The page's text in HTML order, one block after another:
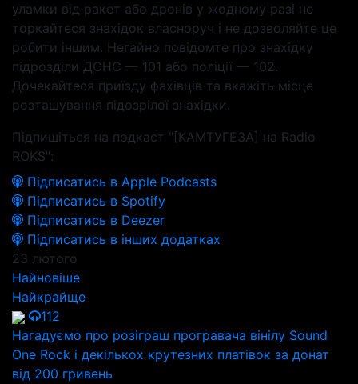
уламки від ракет або дронів у жодному разі не
торкайтеся знахідок власноруч і не дозволяйте це
робити іншим. Негайно повідомте про знахідку
підрозділи ДСНС — 101 або поліції — 102.
Дочекайтеся приїзду фахівців та вкажіть місце
розташування підозрілої знахідки.
Підпишіться на подкаст "[КАМТУГЕЗА] на Radio
ROKS":
Підписатись в Apple Podcasts
Підписатись в Spotify
Підписатись в Deezer
Підписатись в інших додатках
23 лютого
Найновіше
Найкрайще
112
Нагадуємо про розіграш програвача вінілу Sound
One Rock і декількох крутезних платівок за донат
від 200 гривень